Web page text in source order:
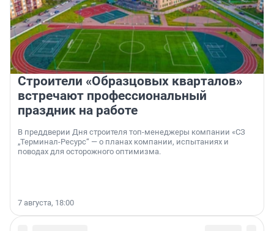
Строители «Образцовых кварталов»
встречают профессиональный
праздник на работе
В преддверии Дня строителя топ-менеджеры компании «СЗ
„Терминал-Ресурс“ — о планах компании, испытаниях и
поводах для осторожного оптимизма.
7 августа, 18:00